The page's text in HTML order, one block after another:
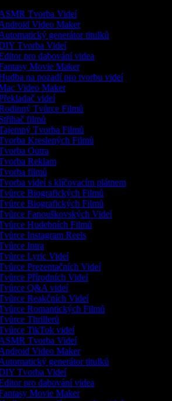
Tvorba Videí
Video Maker
generátor titulků
Tvorba Videí
pro dabování videa
Movie Maker
na pozadí pro tvorbu videí
Video Maker
videí
Tvůrce Filmů
filmů
Tvorba Filmů
Kreslených Filmů
Outra
Reklam
filmů
videí s klíčovacím plátnem
Biografických Filmů
Biografických Filmů
Fanouškovských Videí
Hudebních Filmů
Instagram Reels
Intra
Lyric Videí
Prezentačních Videí
Přírodních Videí
Q&A videí
Reakčních Videí
Romantických Filmů
Thrillerů
TikTok videí
Tvorba Videí
Video Maker
generátor titulků
Tvorba Videí
pro dabování videa
Movie Maker